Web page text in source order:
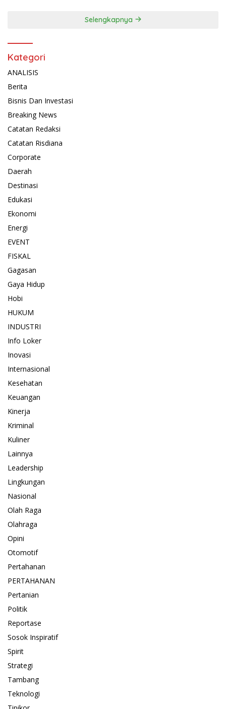
Selengkapnya
Kategori
ANALISIS
Berita
Bisnis Dan Investasi
Breaking News
Catatan Redaksi
Catatan Risdiana
Corporate
Daerah
Destinasi
Edukasi
Ekonomi
Energi
EVENT
FISKAL
Gagasan
Gaya Hidup
Hobi
HUKUM
INDUSTRI
Info Loker
Inovasi
Internasional
Kesehatan
Keuangan
Kinerja
Kriminal
Kuliner
Lainnya
Leadership
Lingkungan
Nasional
Olah Raga
Olahraga
Opini
Otomotif
Pertahanan
PERTAHANAN
Pertanian
Politik
Reportase
Sosok Inspiratif
Spirit
Strategi
Tambang
Teknologi